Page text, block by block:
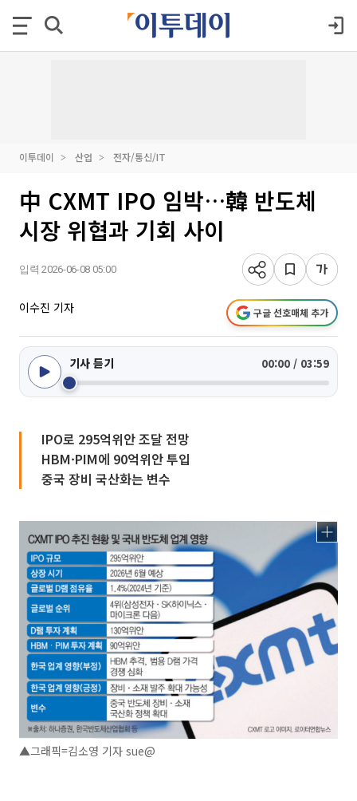
이투데이 산업 전자/통신/IT
中 CXMT IPO 임박…韓 반도체
시장 위협과 기회 사이
입력 2026-06-08 05:00
이수진 기자 구글 선호매체 추가
기사 듣기 00:00 / 03:59
IPO로 295억위안 조달 전망
HBM·PIM에 90억위안 투입
중국 장비 국산화는 변수
▲그래픽=김소영 기자 sue@